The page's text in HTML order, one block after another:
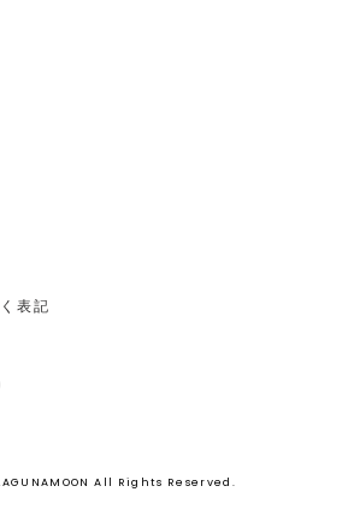
表記
All Rights Reserved.